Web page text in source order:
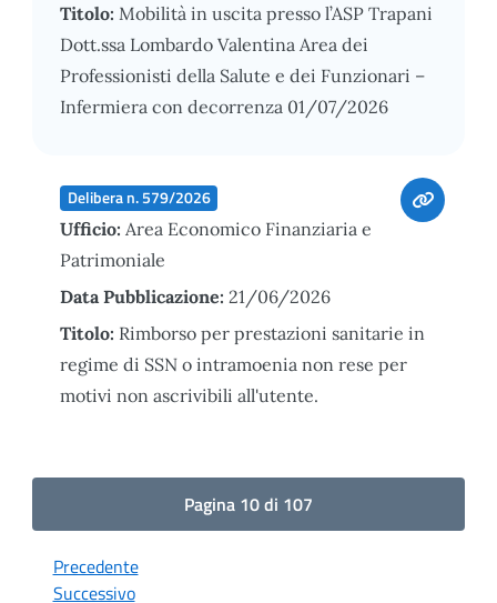
Titolo: Mobilità in uscita presso l’ASP Trapani
Dott.ssa Lombardo Valentina Area dei
Professionisti della Salute e dei Funzionari –
Infermiera con decorrenza 01/07/2026
Delibera n. 579/2026
Ufficio: Area Economico Finanziaria e
Patrimoniale
Data Pubblicazione: 21/06/2026
Titolo: Rimborso per prestazioni sanitarie in
regime di SSN o intramoenia non rese per
motivi non ascrivibili all'utente.
Pagina 10 di 107
Precedente
Successivo